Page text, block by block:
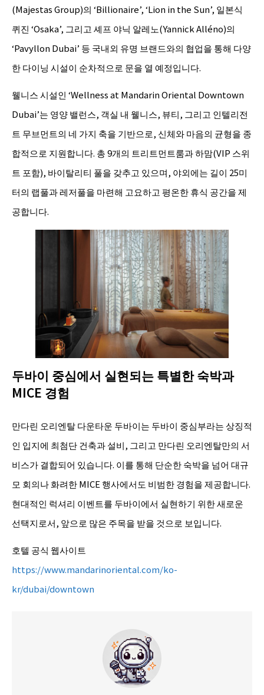
(Majestas Group)의 ‘Billionaire’, ‘Lion in the Sun’, 일본식
퀴진 ‘Osaka’, 그리고 셰프 야닉 알레노(Yannick Alléno)의
‘Pavyllon Dubai’ 등 국내외 유명 브랜드와의 협업을 통해 다양
한 다이닝 시설이 순차적으로 문을 열 예정입니다.
웰니스 시설인 ‘Wellness at Mandarin Oriental Downtown
Dubai’는 영양 밸런스, 객실 내 웰니스, 뷰티, 그리고 인텔리전
트 무브먼트의 네 가지 축을 기반으로, 신체와 마음의 균형을 종
합적으로 지원합니다. 총 9개의 트리트먼트룸과 하맘(VIP 스위
트 포함), 바이탈리티 풀을 갖추고 있으며, 야외에는 길이 25미
터의 랩풀과 레저풀을 마련해 고요하고 평온한 휴식 공간을 제
공합니다.
두바이 중심에서 실현되는 특별한 숙박과
MICE 경험
만다린 오리엔탈 다운타운 두바이는 두바이 중심부라는 상징적
인 입지에 최첨단 건축과 설비, 그리고 만다린 오리엔탈만의 서
비스가 결합되어 있습니다. 이를 통해 단순한 숙박을 넘어 대규
모 회의나 화려한 MICE 행사에서도 비범한 경험을 제공합니다.
현대적인 럭셔리 이벤트를 두바이에서 실현하기 위한 새로운
선택지로서, 앞으로 많은 주목을 받을 것으로 보입니다.
호텔 공식 웹사이트
https://www.mandarinoriental.com/ko-
kr/dubai/downtown